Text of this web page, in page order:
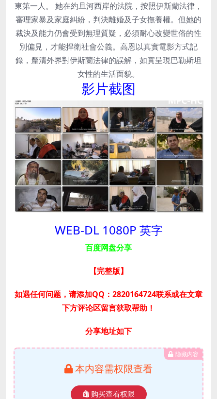
東第一人。 她在約旦河西岸的法院，按照伊斯蘭法律，
審理家暴及家庭糾紛，判決離婚及子女撫養權。但她的
裁決及能力仍會受到無理質疑，必須耐心改變世俗的性
別偏見，才能捍衛社會公義。高恩以真實電影方式記
錄，釐清外界對伊斯蘭法律的誤解，如實呈現巴勒斯坦
女性的生活面貌。
影片截图
WEB-DL 1080P 英字
百度网盘分享
【完整版】
如遇任何问题，请添加QQ：2820164724联系或在文章
下方评论区留言获取帮助！
分享地址如下
隐藏内容
本内容需权限查看
购买查看权限